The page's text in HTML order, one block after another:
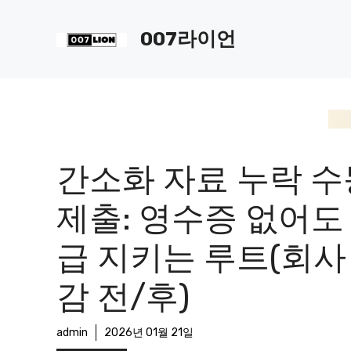
007라이언
간소화 자료 누락 수
제출: 영수증 없어도
급 지키는 루트(회
감 전/후)
admin 2026년 01월 21일